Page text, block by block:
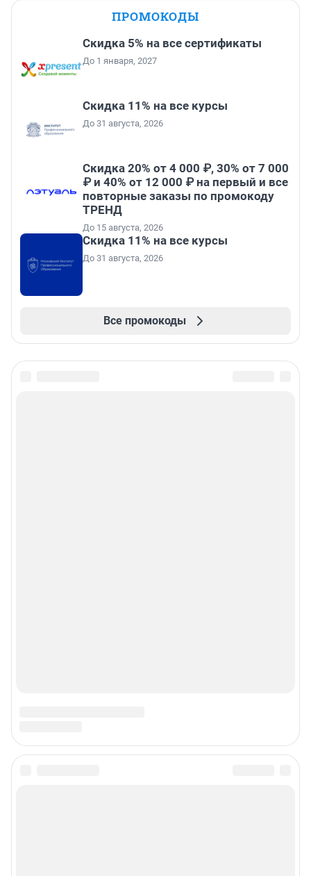
ПРОМОКОДЫ
Скидка 5% на все сертификаты
До 1 января, 2027
Скидка 11% на все курсы
До 31 августа, 2026
Скидка 20% от 4 000 ₽, 30% от 7 000
₽ и 40% от 12 000 ₽ на первый и все
повторные заказы по промокоду
ТРЕНД
До 15 августа, 2026
Скидка 11% на все курсы
До 31 августа, 2026
Все промокоды